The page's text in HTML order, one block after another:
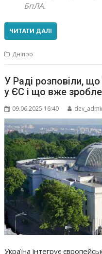
БпЛА.
ЧИТАТИ ДАЛІ
Дніпро
У Раді розповіли, що
у ЄС і що вже
09.06.2025 16:40
Україна інтегрує